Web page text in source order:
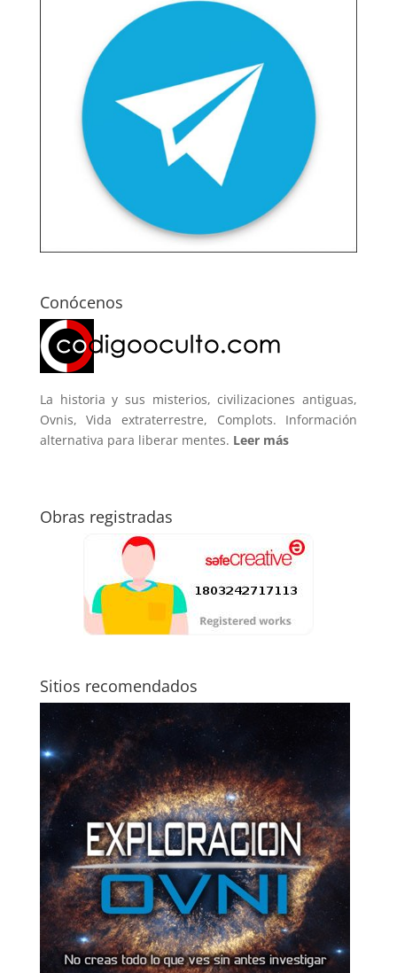
Conócenos
La historia y sus misterios, civilizaciones antiguas,
Ovnis, Vida extraterrestre, Complots. Información
alternativa para liberar mentes. Leer más
Obras registradas
Sitios recomendados